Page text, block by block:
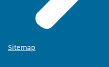
Sitemap